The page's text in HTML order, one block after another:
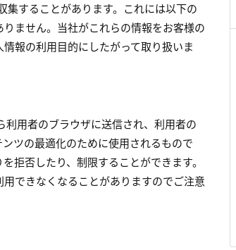
集することがあります。これには以下の
ません。当社がこれらの情報をお客様の
報の利用目的にしたがって取り扱いま
用者のブラウザに送信され、利用者の
ツの最適化のために使用されるもので
拒否したり、制限することができます。
できなくなることがありますのでご注意